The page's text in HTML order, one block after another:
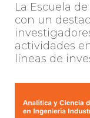
La Escuela
con un
actividades
líneas de